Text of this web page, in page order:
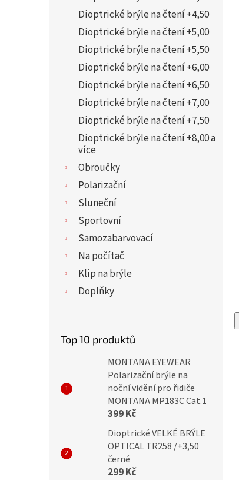
Dioptrické brýle na čtení +4,50
Dioptrické brýle na čtení +5,00
Dioptrické brýle na čtení +5,50
Dioptrické brýle na čtení +6,00
Dioptrické brýle na čtení +6,50
Dioptrické brýle na čtení +7,00
Dioptrické brýle na čtení +7,50
Dioptrické brýle na čtení +8,00 a
více
Obroučky
Polarizační
Sluneční
Sportovní
Samozabarvovací
Na počítač
Klip na brýle
Doplňky
Top 10 produktů
MONTANA EYEWEAR
Polarizační brýle na
noční vidění pro řidiče
MONTANA MP183C Cat.1
399 Kč
Dioptrické VELKÉ BRÝLE
OPTICAL TR258 /+3,50
černé
299 Kč